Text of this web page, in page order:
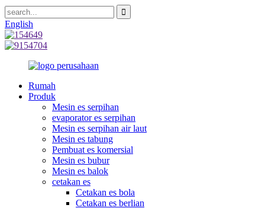
English
Rumah
Produk
Mesin es serpihan
evaporator es serpihan
Mesin es serpihan air laut
Mesin es tabung
Pembuat es komersial
Mesin es bubur
Mesin es balok
cetakan es
Cetakan es bola
Cetakan es berlian